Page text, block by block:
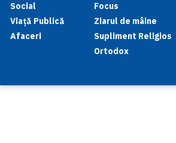
Social
Viață Publică
Afaceri
Focus
Ziarul de mâine
Supliment Religios
Ortodox